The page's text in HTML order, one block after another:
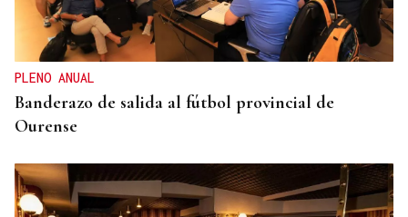
Baltar y Delgado trasladan su "apoyo" a Ana
Méndez como una "excelente candidata" a la
Alcaldía de Ourense
PLENO ANUAL
Banderazo de salida al fútbol provincial de
Ourense